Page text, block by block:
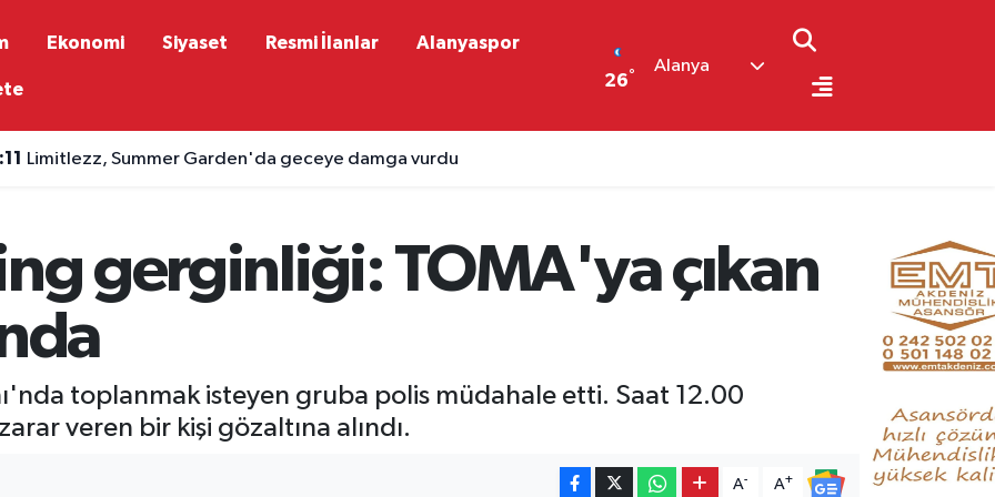
Ekonomi Siyaset Resmi İlanlar Alanyaspor
26°
Alanya
Limitlezz, Summer Garden'da geceye damga vurdu
gerginliği: TOMA'ya çıkan
toplanmak isteyen gruba polis müdahale etti. Saat 12.00
veren bir kişi gözaltına alındı.
A- A+